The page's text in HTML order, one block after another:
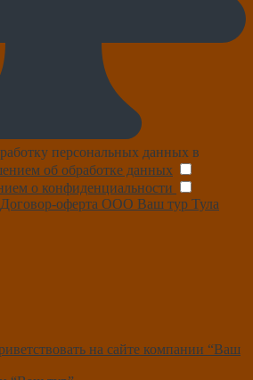
персональных данных в
об обработке данных
о конфиденциальности
Договор-оферта ООО Ваш тур Тула
на сайте компании “Ваш